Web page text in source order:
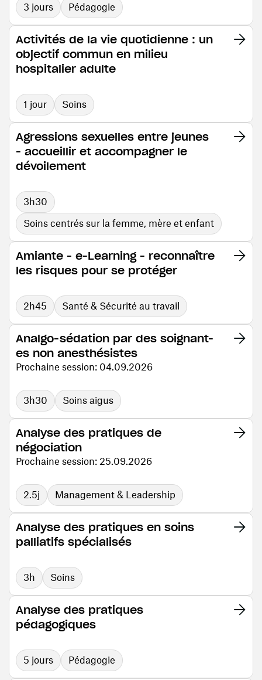
3 jours Pédagogie
Activités de la vie quotidienne : un
objectif commun en milieu
hospitalier adulte
1 jour Soins
Agressions sexuelles entre jeunes
- accueillir et accompagner le
dévoilement
3h30
Soins centrés sur la femme, mère et enfant
Amiante - e-Learning - reconnaître
les risques pour se protéger
2h45 Santé & Sécurité au travail
Analgo-sédation par des soignant-
es non anesthésistes
Prochaine session: 04.09.2026
3h30 Soins aigus
Analyse des pratiques de
négociation
Prochaine session: 25.09.2026
2.5j Management & Leadership
Analyse des pratiques en soins
palliatifs spécialisés
3h Soins
Analyse des pratiques
pédagogiques
5 jours Pédagogie